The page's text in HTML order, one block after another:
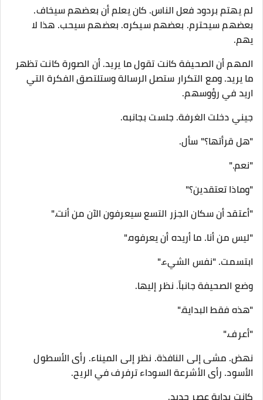
لم يهتم بردود فعل الناس. كان يعلم أن بعضهم سيخاف.
بعضهم سيحترم. بعضهم سيكره. بعضهم سيحب. هذا لا
يهم.
المهم أن الصحيفة كانت تقول ما يريد. أن الصورة كانت تظهر
ما يريد. ومع التكرار ستصل الرسالة وستلتصق الفكرة التي
اريد في رؤوسهم.
جيني دخلت الغرفة. جلست بجانبه.
"هل قرأتها؟" سأل.
"نعم."
"وماذا تعتقدين؟"
"أعتقد أن سكان الجزر التسع سيعرفون الآن من أنت."
"ليس من أنا. ما أريده أن يعرفوه."
ابتسمت. "نفس الشيء."
وضع الصحيفة جانباً. نظر إليها.
"هذه فقط البداية."
"أعرف."
نهض. مشى إلى النافذة. نظر إلى الميناء. رأى الأسطول
الأسود. رأى الأشرعة السوداء ترفرف في الريح.
كانت بداية عصر جديد.